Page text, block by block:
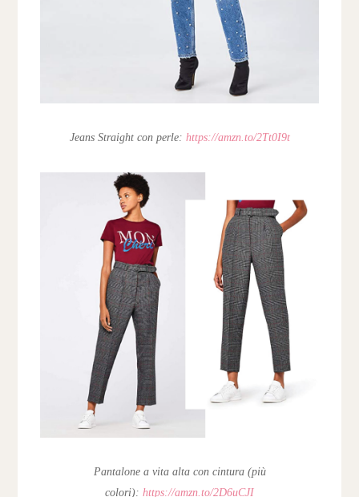
Jeans Straight con perle: https://amzn.to/2Tt0I9t
Pantalone a vita alta con cintura (più
colori): https://amzn.to/2D6uCJI